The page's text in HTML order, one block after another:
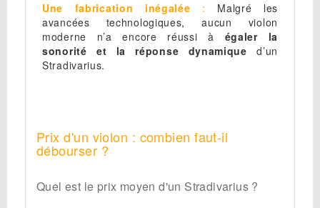
Une fabrication inégalée : Malgré les
avancées technologiques, aucun violon
moderne n’a encore réussi à égaler la
sonorité et la réponse dynamique d’un
Stradivarius.
Prix d'un violon : combien faut-il
débourser ?
Quel est le prix moyen d'un Stradivarius ?